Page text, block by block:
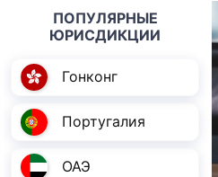
ПОПУЛЯРНЫЕ
ЮРИСДИКЦИИ
Гонконг
Португалия
ОАЭ